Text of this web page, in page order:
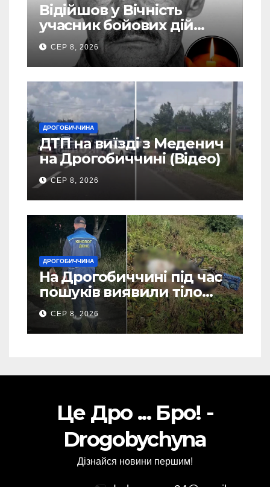
Відійшов у Вічність
учасник бойових дій
Василь Іваникович зі
Станилі
СЕР 8, 2026
ДРОГОБИЧЧИНА
ДТП на виїзді з Меденич
на Дрогобиччині (Відео)
СЕР 8, 2026
ДРОГОБИЧЧИНА
На Дрогобиччині під час
пошуків виявили тіло
зниклого чоловіка (Фото)
СЕР 8, 2026
Це Дро ... Бро! -
Drogobychyna
Дізнайся новини першим!